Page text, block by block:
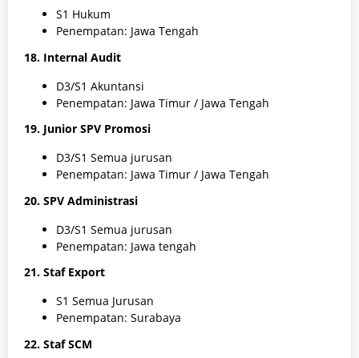
S1 Hukum
Penempatan: Jawa Tengah
18. Internal Audit
D3/S1 Akuntansi
Penempatan: Jawa Timur / Jawa Tengah
19. Junior SPV Promosi
D3/S1 Semua jurusan
Penempatan: Jawa Timur / Jawa Tengah
20. SPV Administrasi
D3/S1 Semua jurusan
Penempatan: Jawa tengah
21. Staf Export
S1 Semua Jurusan
Penempatan: Surabaya
22. Staf SCM